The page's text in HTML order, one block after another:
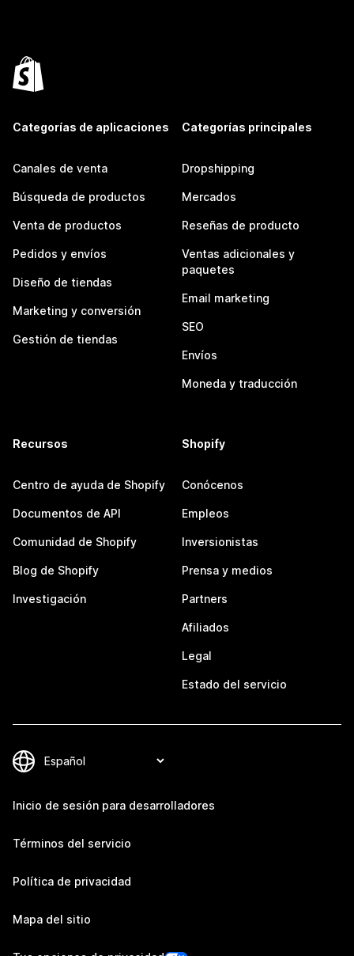
Categorías de aplicaciones
Canales de venta
Búsqueda de productos
Venta de productos
Pedidos y envíos
Diseño de tiendas
Marketing y conversión
Gestión de tiendas
Categorías principales
Dropshipping
Mercados
Reseñas de producto
Ventas adicionales y
paquetes
Email marketing
SEO
Envíos
Moneda y traducción
Recursos
Centro de ayuda de Shopify
Documentos de API
Comunidad de Shopify
Blog de Shopify
Investigación
Shopify
Conócenos
Empleos
Inversionistas
Prensa y medios
Partners
Afiliados
Legal
Estado del servicio
Inicio de sesión para desarrolladores
Términos del servicio
Política de privacidad
Mapa del sitio